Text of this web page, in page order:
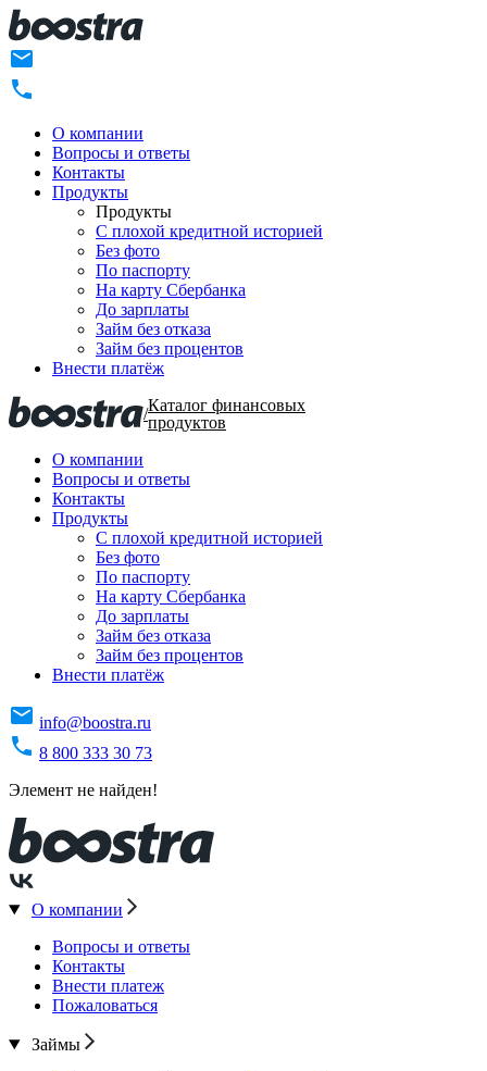
О компании
Вопросы и ответы
Контакты
Продукты
Продукты
C плохой кредитной историей
Без фото
По паспорту
На карту Сбербанка
До зарплаты
Займ без отказа
Займ без процентов
Внести платёж
/Каталог финансовых
продуктов
О компании
Вопросы и ответы
Контакты
Продукты
C плохой кредитной историей
Без фото
По паспорту
На карту Сбербанка
До зарплаты
Займ без отказа
Займ без процентов
Внести платёж
info@boostra.ru
8 800 333 30 73
Элемент не найден!
О компании
Вопросы и ответы
Контакты
Внести платеж
Пожаловаться
Займы